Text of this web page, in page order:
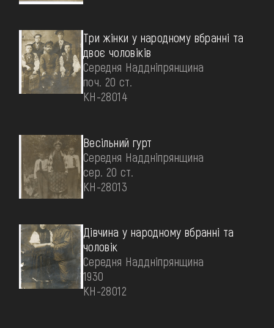
Три жінки у народному вбранні та
двоє чоловіків
Середня Наддніпрянщина
поч. 20 ст.
КН-28014
Весільний гурт
Середня Наддніпрянщина
сер. 20 ст.
КН-28013
Дівчина у народному вбранні та
чоловік
Середня Наддніпрянщина
1930
КН-28012